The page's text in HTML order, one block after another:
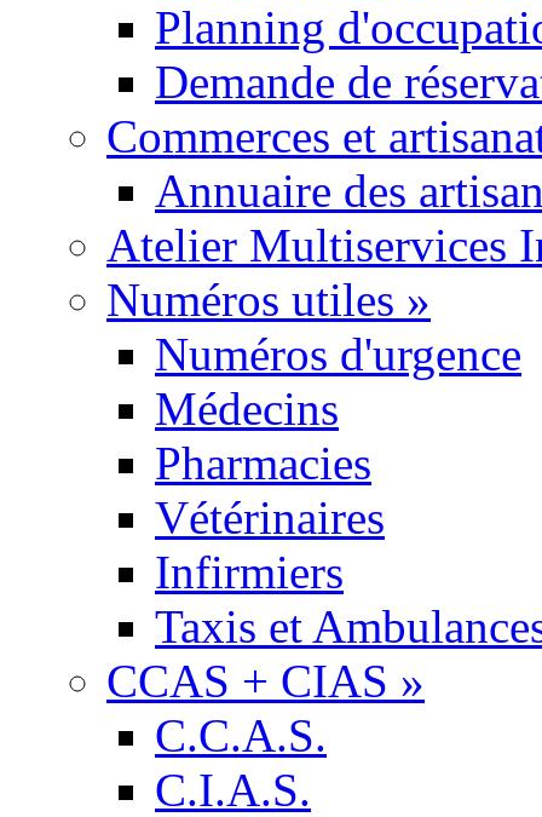
Planning
Demande de
Commerces et
Annuaire des
Atelier Multiservices
Numéros utiles »
Numéros d'urgence
Médecins
Pharmacies
Vétérinaires
Infirmiers
Taxis et
CCAS + CIAS »
C.C.A.S.
C.I.A.S.